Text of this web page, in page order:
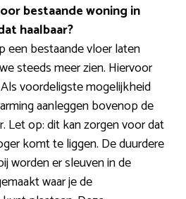
bestaande woning in
haalbaar?
een bestaande vloer laten
steeds meer zien. Hiervoor
voordeligste mogelijkheid
aanleggen bovenop de
Let op: dit kan zorgen voor dat
komt te liggen. De duurdere
worden er sleuven in de
waar je de